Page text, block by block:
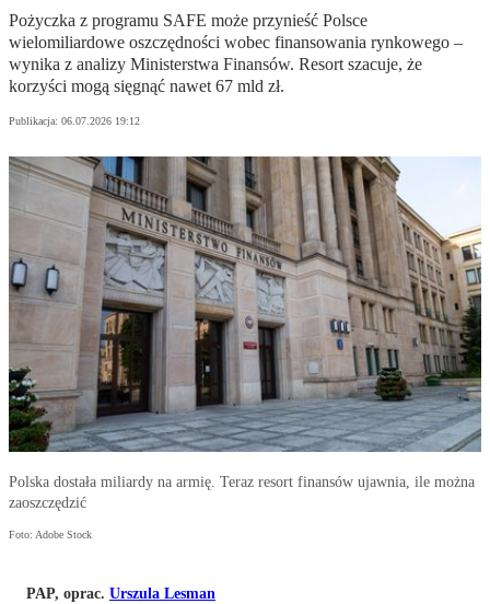
Pożyczka z programu SAFE może przynieść Polsce
wielomiliardowe oszczędności wobec finansowania rynkowego –
wynika z analizy Ministerstwa Finansów. Resort szacuje, że
korzyści mogą sięgnąć nawet 67 mld zł.
Publikacja: 06.07.2026 19:12
Polska dostała miliardy na armię. Teraz resort finansów ujawnia, ile można
zaoszczędzić
Foto: Adobe Stock
PAP, oprac. Urszula Lesman